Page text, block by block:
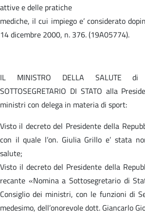
attive e delle pratiche
mediche, il cui impiego e’ considerato
14 dicembre 2000, n. 376. (19A05774).
IL MINISTRO DELLA SALUTE
SOTTOSEGRETARIO DI STATO alla
ministri con delega in materia di sport:
Visto il decreto del Presidente della
con il quale l’on. Giulia Grillo e’ stata
salute;
Visto il decreto del Presidente della
recante «Nomina a Sottosegretario di
Consiglio dei ministri, con le funzioni di
medesimo, dell’onorevole dott. Giancarlo